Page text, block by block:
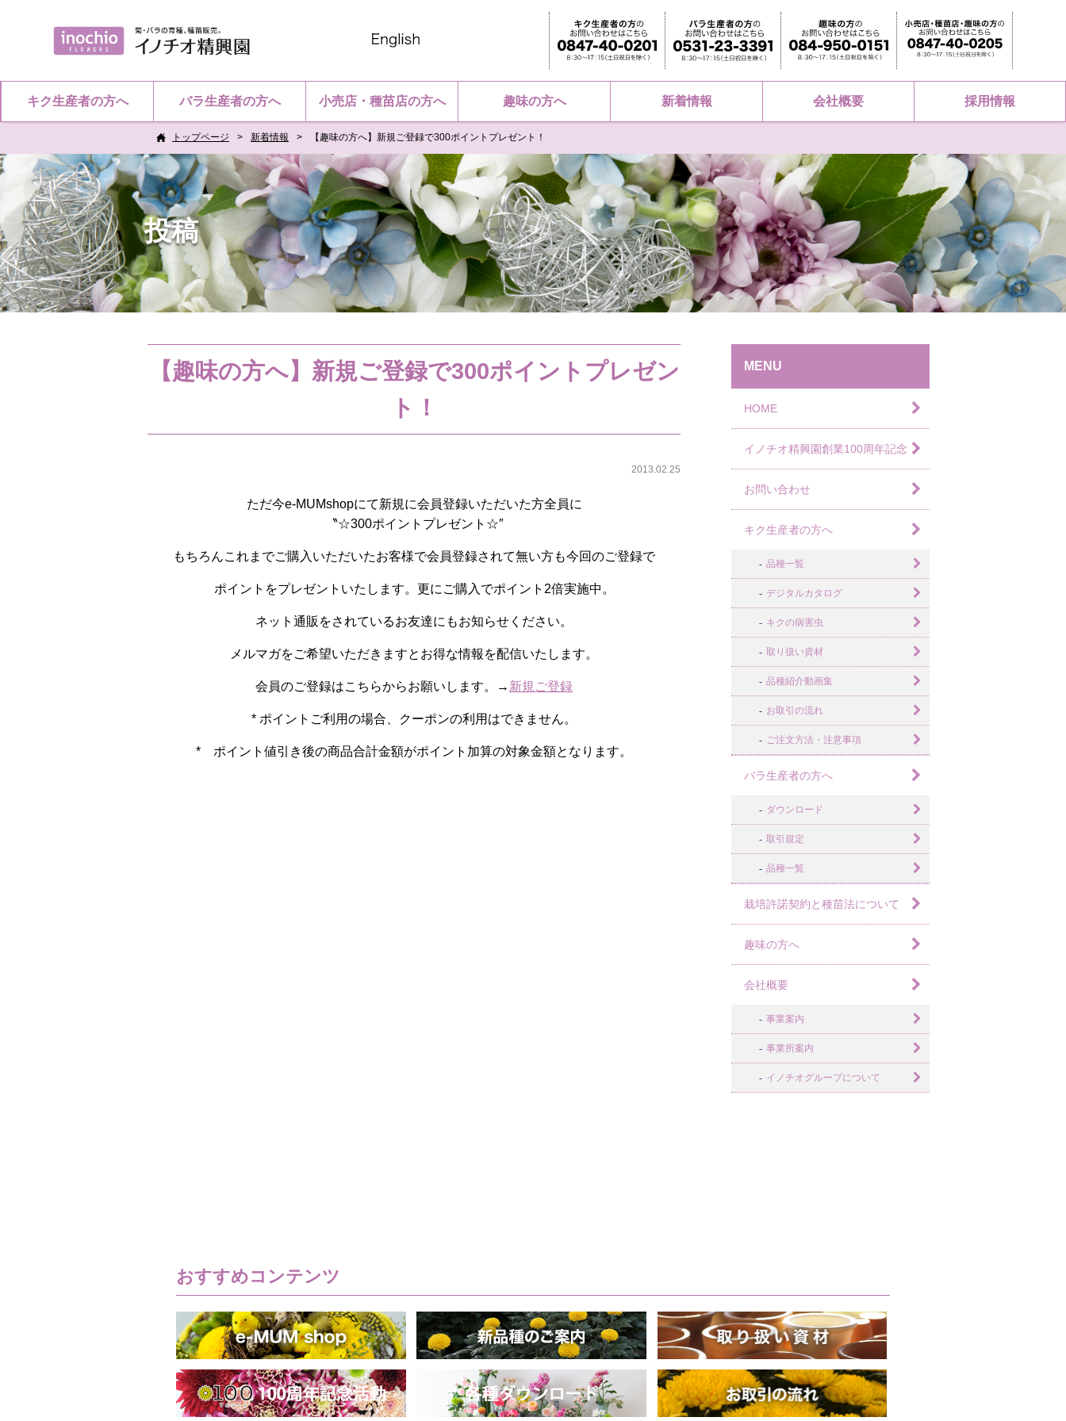
キク生産者の方へ バラ生産者の方へ 小売店・種苗店の方へ 趣味の方へ 新着情報 会社概要 採用情報
トップページ 新着情報 【趣味の方へ】新規ご登録で300ポイントプレゼント！
投稿
【趣味の方へ】新規ご登録で300ポイントプレゼン
ト！
2013.02.25
ただ今e-MUMshopにて新規に会員登録いただいた方全員に
〝☆300ポイントプレゼント☆″
もちろんこれまでご購入いただいたお客様で会員登録されて無い方も今回のご登録で
ポイントをプレゼントいたします。更にご購入でポイント2倍実施中。
ネット通販をされているお友達にもお知らせください。
メルマガをご希望いただきますとお得な情報を配信いたします。
会員のご登録はこちらからお願いします。→ 新規ご登録
* ポイントご利用の場合、クーポンの利用はできません。
* ポイント値引き後の商品合計金額がポイント加算の対象金額となります。
MENU
HOME
イノチオ精興園創業100周年記念
お問い合わせ
キク生産者の方へ
品種一覧
デジタルカタログ
キクの病害虫
取り扱い資材
品種紹介動画集
お取引の流れ
ご注文方法・注意事項
バラ生産者の方へ
ダウンロード
取引規定
品種一覧
栽培許諾契約と種苗法について
趣味の方へ
会社概要
事業案内
事業所案内
イノチオグループについて
おすすめコンテンツ